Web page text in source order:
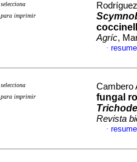
selecciona
para imprimir
Agríc,
·
selecciona
para imprimir
Cambero
fungal
Revista
·